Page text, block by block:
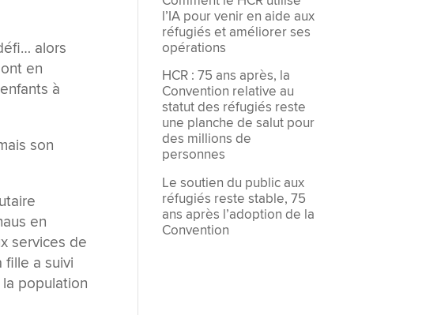
alors
en
à
son
en
services de
a suivi
population
l’IA pour venir en aide aux
réfugiés et améliorer ses
opérations
HCR : 75 ans après, la
Convention relative au
statut des réfugiés reste
une planche de salut pour
des millions de
personnes
Le soutien du public aux
réfugiés reste stable, 75
ans après l’adoption de la
Convention